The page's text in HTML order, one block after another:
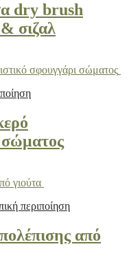
dry brush
σιζαλ
σώματος
περιποίηση
από